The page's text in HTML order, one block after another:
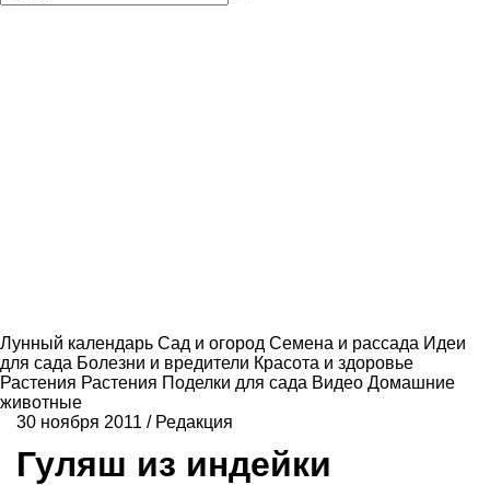
Лунный календарь Сад и огород Семена и рассада Идеи
для сада Болезни и вредители Красота и здоровье
Растения Растения Поделки для сада Видео Домашние
животные
30 ноября 2011 / Редакция
Гуляш из индейки